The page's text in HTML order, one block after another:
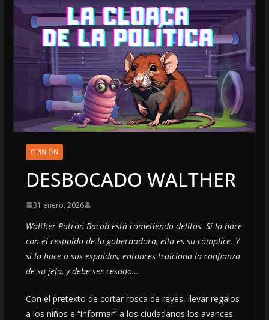
OPINIÓN
DESBOCADO WALTHER
31 enero, 2026
Walther Patrón Bacab está cometiendo delitos. Si lo hace
con el respaldo de la gobernadora, ella es su cómplice. Y
si lo hace a sus espaldas, entonces traiciona la confianza
de su jefa, y debe ser cesado…
Con el pretexto de cortar rosca de reyes, llevar regalos
a los niños e “informar” a los ciudadanos los avances